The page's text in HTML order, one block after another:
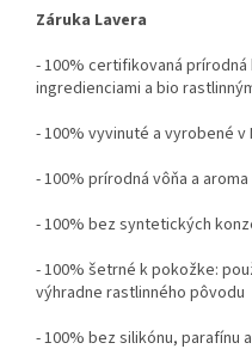
Záruka Lavera
- 100% certifikovaná
ingredienciami a bio
- 100% vyvinuté a vyrobené v
- 100% prírodná vôňa a aroma
- 100% bez syntetických
- 100% šetrné k pokožke:
výhradne rastlinného pôvodu
- 100% bez silikónu, parafínu